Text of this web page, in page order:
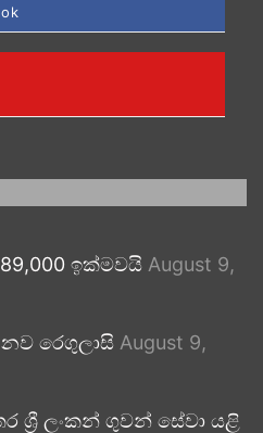
ඉක්මවයි August 9,
රෙගුලාසි August 9,
ශ්‍රී ලංකන් ගුවන් සේවා යළි